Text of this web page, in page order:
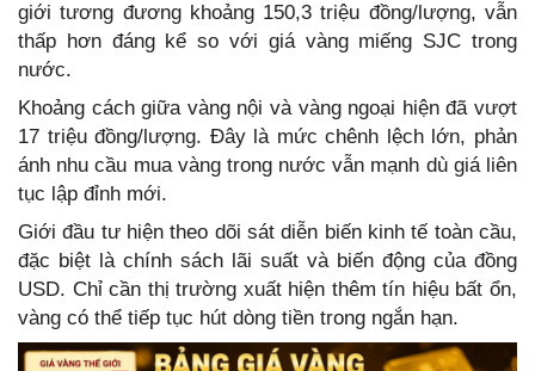
giới tương đương khoảng 150,3 triệu đồng/lượng, vẫn
thấp hơn đáng kể so với giá vàng miếng SJC trong
nước.
Khoảng cách giữa vàng nội và vàng ngoại hiện đã vượt
17 triệu đồng/lượng. Đây là mức chênh lệch lớn, phản
ánh nhu cầu mua vàng trong nước vẫn mạnh dù giá liên
tục lập đỉnh mới.
Giới đầu tư hiện theo dõi sát diễn biến kinh tế toàn cầu,
đặc biệt là chính sách lãi suất và biến động của đồng
USD. Chỉ cần thị trường xuất hiện thêm tín hiệu bất ổn,
vàng có thể tiếp tục hút dòng tiền trong ngắn hạn.